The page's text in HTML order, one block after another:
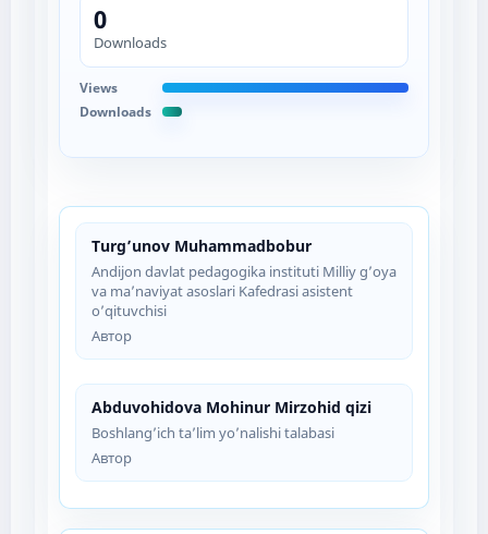
Turg’unov Muhammadbobur
Andijon davlat pedagogika instituti Milliy g’oya
va ma’naviyat asoslari Kafedrasi asistent
o’qituvchisi
Автор
Abduvohidova Mohinur Mirzohid qizi
Boshlang’ich ta’lim yo’nalishi talabasi
Автор
0
Downloads
Views
Downloads